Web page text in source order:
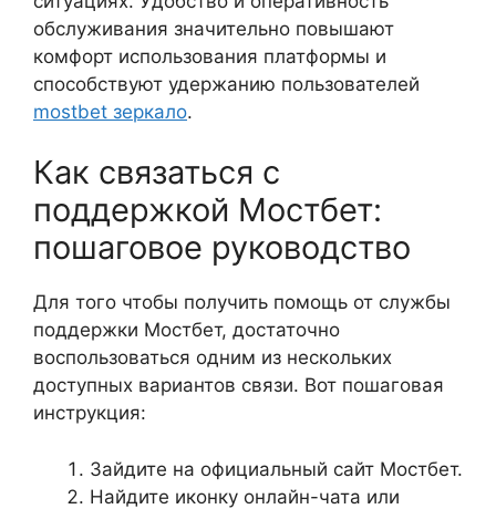
обслуживания значительно повышают
комфорт использования платформы и
способствуют удержанию пользователей
mostbet зеркало.
Как связаться с
поддержкой Мостбет:
пошаговое руководство
Для того чтобы получить помощь от службы
поддержки Мостбет, достаточно
воспользоваться одним из нескольких
доступных вариантов связи. Вот пошаговая
инструкция:
Зайдите на официальный сайт Мостбет.
Найдите иконку онлайн-чата или